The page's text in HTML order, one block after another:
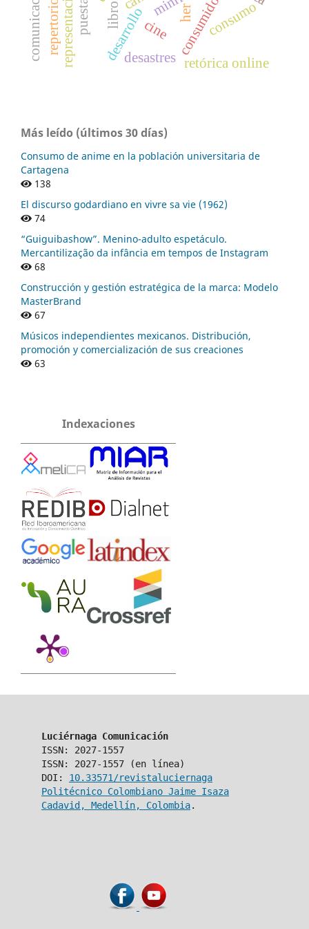
cine
desarrollo consumidor.
her
retórica online
consumo
desastres
libro
Más leído (últimos 30 días)
Consumo de anime en la población universitaria de
Cartagena
138
El discurso godardiano en vivre sa vie (1962)
74
“Guiguibashow”. Menino-adulto espetáculo.
Mercantilização da infância em tempos de Instagram
68
Construcción y gestión estratégica de la marca: Modelo
MasterBrand
67
Músicos independientes mexicanos. Distribución,
promoción y comercialización de sus creaciones
63
Indexaciones
Luciérnaga Comunicación
ISSN: 2027-1557
ISSN: 2027-1557 (en línea)
DOI: 10.33571/revistaluciernaga
Politécnico Colombiano Jaime Isaza
Cadavid, Medellín, Colombia.